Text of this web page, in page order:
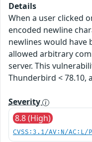
Details
When a user clicked
encoded newline
newlines would have
allowed arbitrary
server. This
Thunderbird < 78.10,
Severity
8.8 (High)
CVSS:3.1/AV:N/